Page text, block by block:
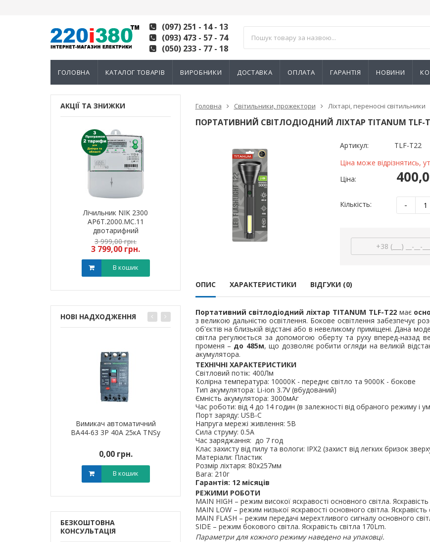
(097) 251 - 14 - 13
(093) 473 - 57 - 74
(050) 233 - 77 - 18
ГОЛОВНА КАТАЛОГ ТОВАРІВ ВИРОБНИКИ ДОСТАВКА ОПЛАТА ГАРАНТІЯ НОВИНИ
АКЦІЇ ТА ЗНИЖКИ
Лічильник NIK 2300
AP6Т.2000.МC.11
двотарифний
запрограмований
(Дніпропетровська обл)
3 999,00 грн.
3 799,00 грн.
В кошик
Лічильник NIK 2300
AP6Т.2000.МC.11
двотарифний
запрограмований
3 999,00 грн.
запрограмований
(Дніпропетровська обл)
3 999,00 грн.
НОВІ НАДХОДЖЕННЯ
Вимикач автоматичний
ВА44-63 3Р 40А 25кА TNSy
0,00 грн.
В кошик
Вимикач автоматичний
ВА44-125 3Р 100А 35кА TNSy
0,00 грн.
В кошик
0,00 грн.
БЕЗКОШТОВНА
КОНСУЛЬТАЦІЯ
Головна Світильники, прожектори Ліхтарі, переносні світильники
ПОРТАТИВНИЙ СВІТЛОДІОДНИЙ ЛІХТАР TITANUM TLF-
Артикул:
TLF-T22
Ціна може відрізнятись,
Ціна:
Кількість: -
ОПИС ХАРАКТЕРИСТИКИ ВІДГУКИ (0)
Портативний світлодіодний ліхтар TITANUM TLF-T22 має
з великою дальністю освітлення. Бокове освітлення забезпечує
об'єктів на близькій відстані або в невеликому приміщені. Дана
світла регулюється за допомогою оберту та руху вперед-назад
променя – до 485м, що дозволяє робити огляди на великій
акумулятора.
ТЕХНІЧНІ ХАРАКТЕРИСТИКИ
Світловий потік: 400Лм
Колірна температура: 10000K - переднє світло та 9000К - бокове
Тип акумулятора: Li-ion 3.7V (вбудований)
Ємність акумулятора: 3000мАг
Час роботи: від 4 до 14 годин (в залежності від обраного режиму і
Порт заряду: USB-C
Напруга мережі живлення: 5В
Сила струму: 0.5A
Час заряджання: до 7 год
Клас захисту від пилу та вологи: IPX2 (захист від легких бризок
Матеріали: Пластик
Розмір ліхтаря: 80х257мм
Вага: 210г
Гарантія: 12 місяців
РЕЖИМИ РОБОТИ
MAIN HIGH – режим високої яскравості основного світла.
MAIN LOW – режим низької яскравості основного світла. Яскравість
MAIN FLASH – режим передачі мерехтливого сигналу основного
SIDE – режим бокового світла. Яскравість світла 170Lm.
Параметри для кожного режиму наведено на упаковці.